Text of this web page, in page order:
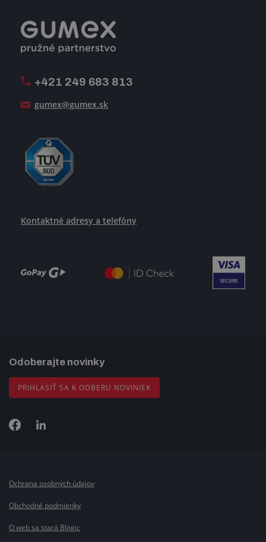
+421 249 683 813
gumex@gumex.sk
Kontaktné adresy a telefóny
Registrácia a spolupráca
Firemný časopis Géčko
Úpravy na mieru a montáže
Voľné pracovné miesta
Odoberajte novinky
PRIHLÁSIŤ SA K ODBERU NOVINIEK
Ochrana osobných údajov
Obchodné podmienky
O web sa stará Blogic